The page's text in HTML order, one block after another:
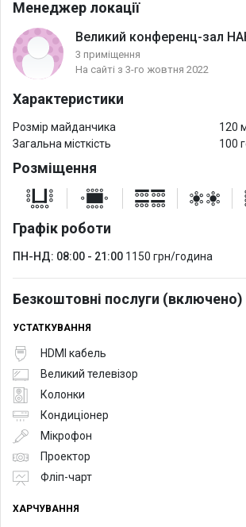
Менеджер локації
Великий конференц-зал
3 приміщення
На сайті з 3-го жовтня 2022
Характеристики
Розмір майданчика 120
Загальна місткість 100
Розміщення
Графік роботи
ПН-НД: 08:00 - 21:00 1150 грн/година
Безкоштовні послуги (включено)
УСТАТКУВАННЯ
HDMI кабель
Великий телевізор
Колонки
Кондиціонер
Мікрофон
Проектор
Фліп-чарт
ХАРЧУВАННЯ